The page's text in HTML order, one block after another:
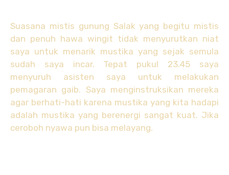
Suasana mistis gunung Salak yang begitu mistis
dan penuh hawa wingit tidak menyurutkan niat
saya untuk menarik mustika yang sejak semula
sudah saya incar. Tepat pukul 23.45 saya
menyuruh asisten saya untuk melakukan
pemagaran gaib. Saya menginstruksikan mereka
agar berhati-hati karena mustika yang kita hadapi
adalah mustika yang berenergi sangat kuat. Jika
ceroboh nyawa pun bisa melayang.